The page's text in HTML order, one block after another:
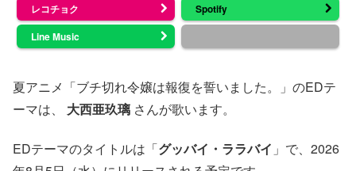
レコチョク
Spotify
Line Music
夏アニメ「ブチ切れ令嬢は報復を誓いました。」のEDテ
ーマは、 大西亜玖璃 さんが歌います。
EDテーマのタイトルは「グッバイ・ララバイ 」で、2026